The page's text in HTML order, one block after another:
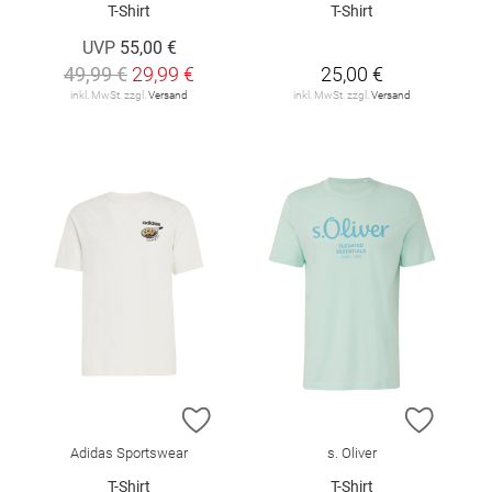
T-Shirt
UVP 55,00 €
49,99 € 29,99 €
inkl. MwSt. zzgl. Versand
T-Shirt
25,00 €
inkl. MwSt. zzgl. Versand
ZUR WUNSCHLISTE HINZUFÜGEN
Adidas Sportswear
T-Shirt
ZUR
s. Oliver
T-Shirt